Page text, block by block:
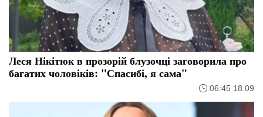
Леся Нікітюк в прозорій блузочці заговорила про
багатих чоловіків: "Спасибі, я сама"
06:45 18.09